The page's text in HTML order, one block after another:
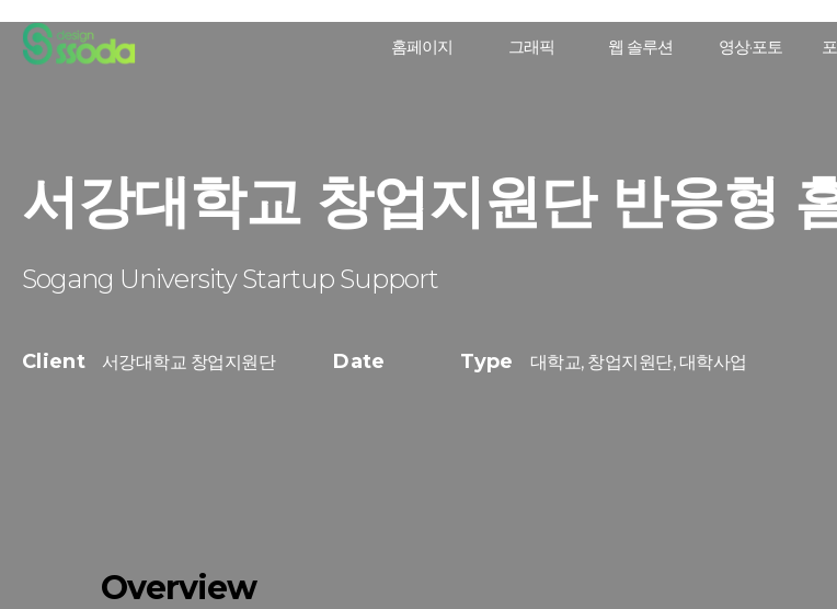
홈페이지 그래픽 웹 솔루션 영상·포토
서강대학교 창업지원단 반응형
Sogang University Startup Support
Client 서강대학교 창업지원단 Date Type 대학교, 창업지원단, 대학사업
Overview